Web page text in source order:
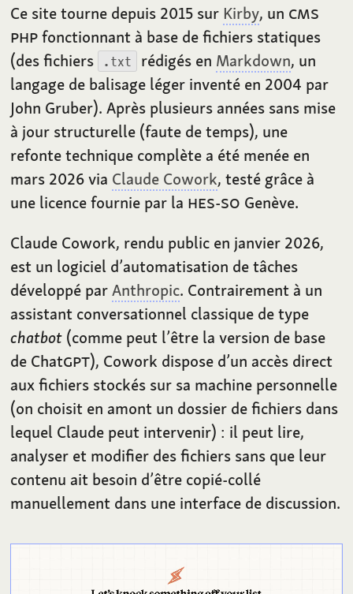
Ce site tourne depuis 2015 sur Kirby, un CMS
PHPfonctionnant à base de fichiers statiques
(des fichiers
.txt rédigés en Markdown, un
langage de balisage léger inventé en 2004 par
John Gruber). Après plusieurs années sans mise
à jour structurelle (faute de temps), une
refonte technique complète a été menée en
mars 2026 via Claude Cowork, testé grâce à
une licence fournie par la HES-SO Genève.
Claude Cowork, rendu public en janvier 2026,
est un logiciel d’automatisation de tâches
développé parAnthropic. Contrairement à un
assistant conversationnel classique de type
chatbot (comme peut l’être la version de base
de ChatGPT), Cowork dispose d’un accès direct
aux fichiers stockés sur sa machine personnelle
(on choisit en amont un dossier de fichiers dans
lequel Claude peut intervenir) : il peut lire,
analyser et modifier des fichiers sans que leur
contenu ait besoin d’être copié-collé
manuellement dans une interface de discussion.